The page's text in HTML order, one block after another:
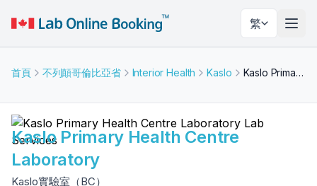
繁
切換
首頁 不列顛哥倫比亞省 Interior Health Kaslo Kaslo Primary Health Centre Laboratory
Kaslo Primary Health Centre
Laboratory
Kaslo實驗室（BC）